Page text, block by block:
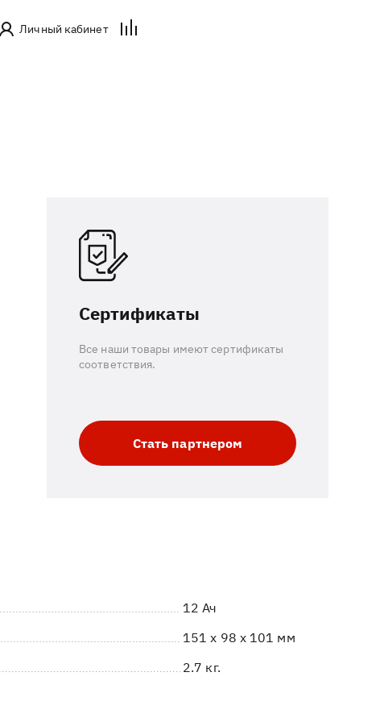
Личный кабинет
Сертификаты
Все наши товары имеют сертификаты
соответствия.
Стать партнером
12 Ач
151 x 98 x 101 мм
2.7 кг.